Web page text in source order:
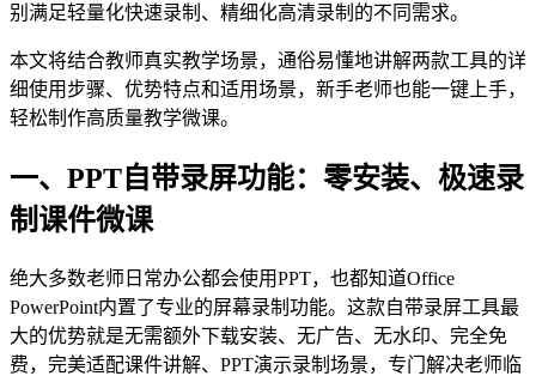
别满足轻量化快速录制、精细化高清录制的不同需求。
本文将结合教师真实教学场景，通俗易懂地讲解两款工具的详
细使用步骤、优势特点和适用场景，新手老师也能一键上手，
轻松制作高质量教学微课。
一、PPT自带录屏功能：零安装、极速录
制课件微课
绝大多数老师日常办公都会使用PPT，也都知道Office
PowerPoint内置了专业的屏幕录制功能。这款自带录屏工具最
大的优势就是无需额外下载安装、无广告、无水印、完全免
费，完美适配课件讲解、PPT演示录制场景，专门解决老师临